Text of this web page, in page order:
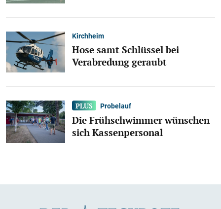
Kirchheim
Hose samt Schlüssel bei
Verabredung geraubt
Probelauf
Die Frühschwimmer wünschen
sich Kassenpersonal